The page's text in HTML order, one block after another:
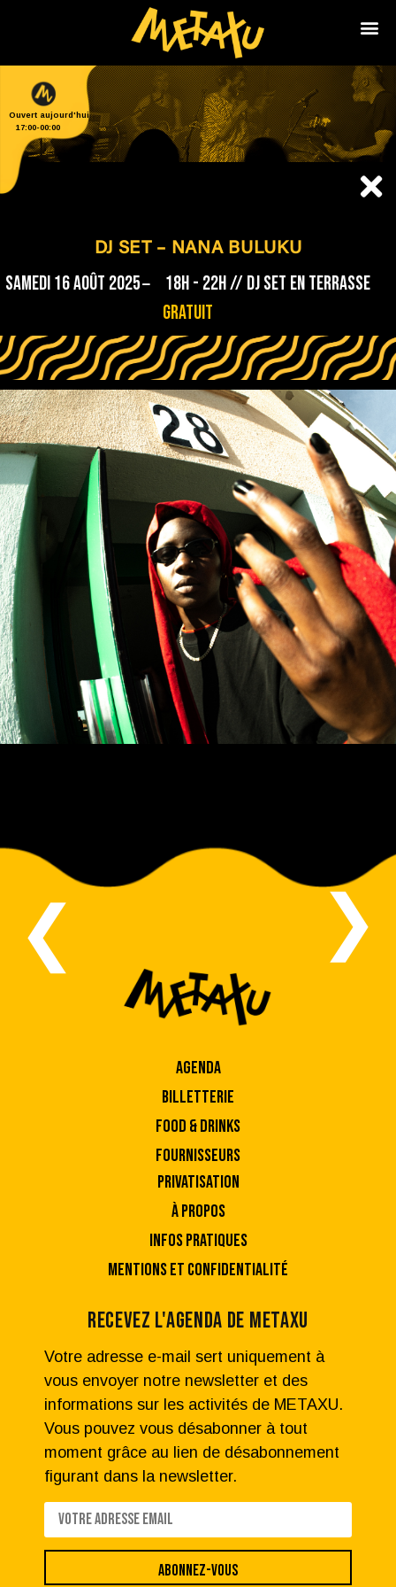
Ouvert aujourd'hui
17:00-00:00
DJ SET – NANA BULUKU
Samedi 16 août 2025
18h - 22h // dj set en terrasse
Gratuit
❮
❮
AGENDA
BILLETTERIE
FOOD & DRINKS
FOURNISSEURS
PRIVATISATION
À PROPOS
INFOS PRATIQUES
MENTIONS ET CONFIDENTIALITÉ
RECEVEZ L'AGENDA DE METAXU
Votre adresse e-mail sert uniquement à
vous envoyer notre newsletter et des
informations sur les activités de METAXU.
Vous pouvez vous désabonner à tout
moment grâce au lien de désabonnement
figurant dans la newsletter.